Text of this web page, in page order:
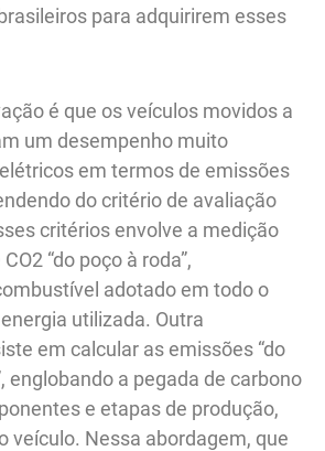
para adquirirem esses
é que os veículos movidos a
um desempenho muito
em termos de emissões
do critério de avaliação
critérios envolve a medição
“do poço à roda”,
adotado em todo o
utilizada. Outra
em calcular as emissões “do
englobando a pegada de carbono
e etapas de produção,
veículo. Nessa abordagem, que